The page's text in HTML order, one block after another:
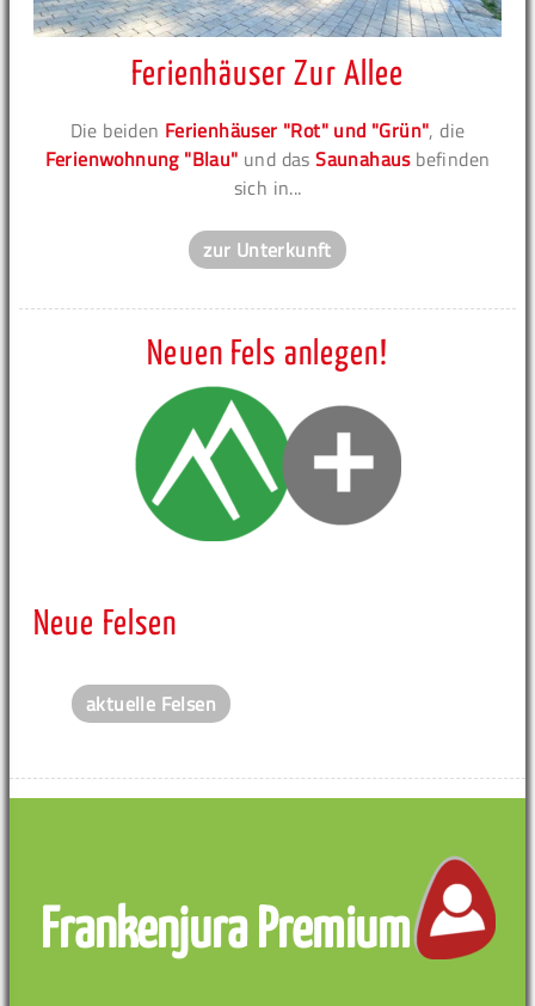
Ferienhäuser Zur Allee
Die beiden Ferienhäuser "Rot" und "Grün", die
Ferienwohnung "Blau" und dasSaunahausbefinden
sich in...
zur Unterkunft
Neuen Fels anlegen!
Neue Felsen
aktuelle Felsen
Frankenjura Premium